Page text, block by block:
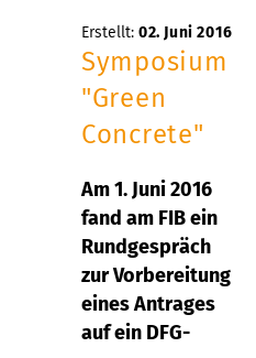
Erstellt: 02. Juni 2016
Symposium
"Green
Concrete"
Am 1. Juni 2016
fand am FIB ein
Rundgespräch
zur Vorbereitung
eines Antrages
auf ein DFG-